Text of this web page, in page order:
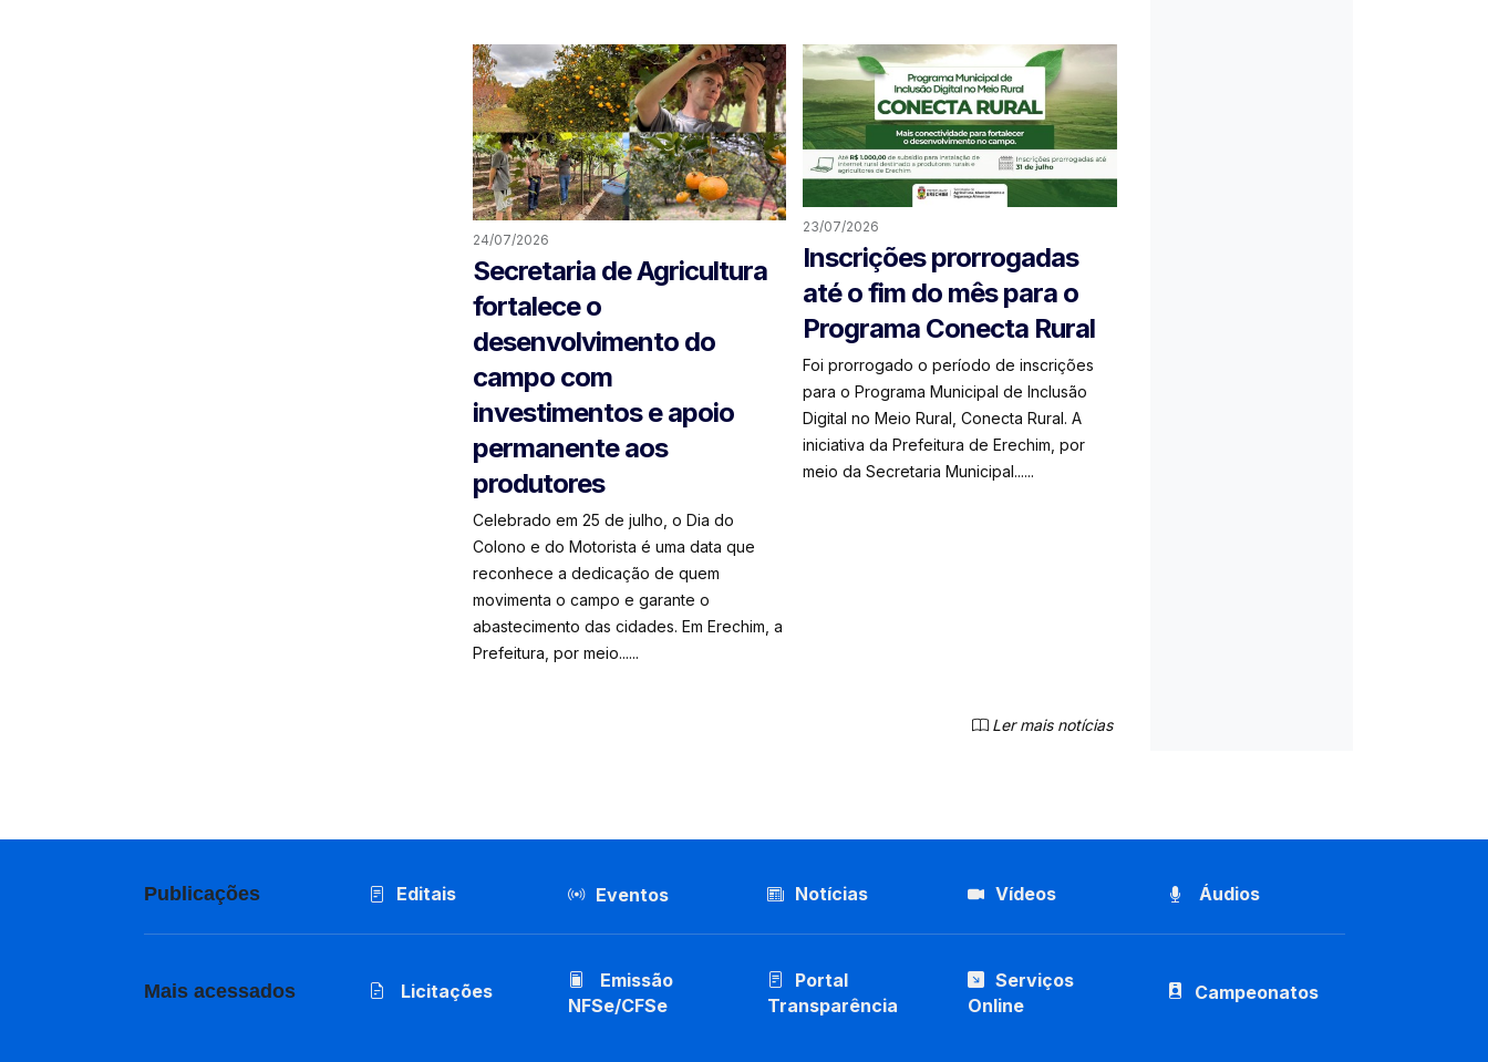
24/07/2026
Secretaria de Agricultura
fortalece o
desenvolvimento do
campo com
investimentos e apoio
permanente aos
produtores
Celebrado em 25 de julho, o Dia do
Colono e do Motorista é uma data que
reconhece a dedicação de quem
movimenta o campo e garante o
abastecimento das cidades. Em Erechim, a
Prefeitura, por meio......
23/07/2026
Inscrições prorrogadas
até o fim do mês para o
Programa Conecta Rural
Foi prorrogado o período de inscrições
para o Programa Municipal de Inclusão
Digital no Meio Rural, Conecta Rural. A
iniciativa da Prefeitura de Erechim, por
meio da Secretaria Municipal......
Ler mais notícias
Publicações Editais Eventos Notícias Vídeos Áudios
Mais acessados Licitações
Emissão
NFSe/CFSe
Portal
Transparência
Serviços
Online
Campeonatos